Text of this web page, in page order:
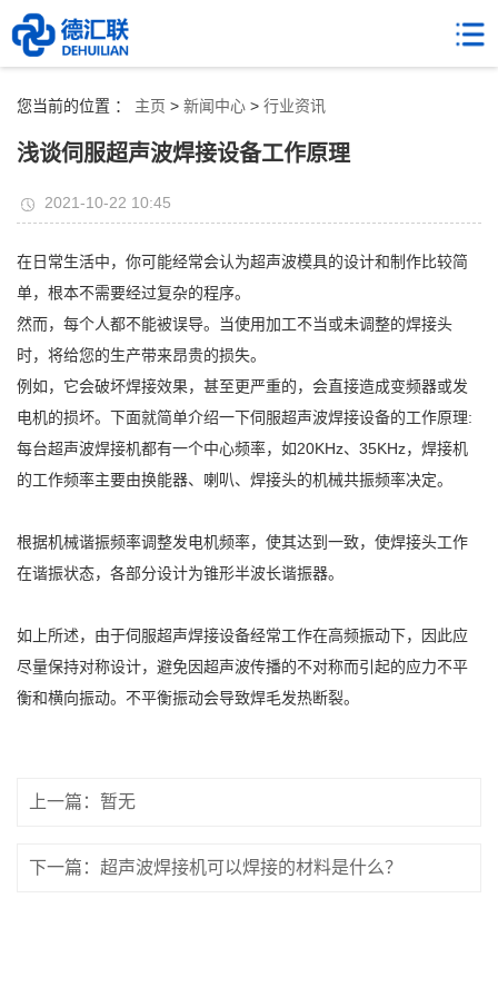
您当前的位置 ： 主页 > 新闻中心 > 行业资讯
浅谈伺服超声波焊接设备工作原理
2021-10-22 10:45
在日常生活中，你可能经常会认为超声波模具的设计和制作比较简
单，根本不需要经过复杂的程序。
然而，每个人都不能被误导。当使用加工不当或未调整的焊接头
时，将给您的生产带来昂贵的损失。
例如，它会破坏焊接效果，甚至更严重的，会直接造成变频器或发
电机的损坏。下面就简单介绍一下伺服超声波焊接设备的工作原理:
每台超声波焊接机都有一个中心频率，如20KHz、35KHz，焊接机
的工作频率主要由换能器、喇叭、焊接头的机械共振频率决定。
根据机械谐振频率调整发电机频率，使其达到一致，使焊接头工作
在谐振状态，各部分设计为锥形半波长谐振器。
如上所述，由于伺服超声焊接设备经常工作在高频振动下，因此应
尽量保持对称设计，避免因超声波传播的不对称而引起的应力不平
衡和横向振动。不平衡振动会导致焊毛发热断裂。
上一篇：暂无
下一篇：超声波焊接机可以焊接的材料是什么？